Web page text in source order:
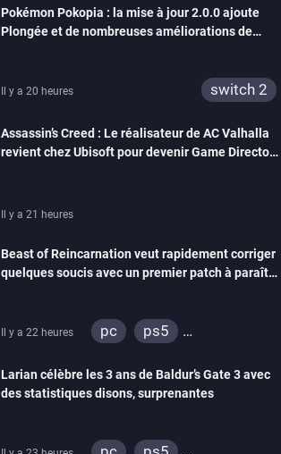
Pokémon Pokopia : la mise à jour 2.0.0 ajoute
Plongée et de nombreuses améliorations de
Il y a 20 heures switch 2
Assassin’s Creed : Le réalisateur de AC Valhalla
revient chez Ubisoft pour devenir Game Director
Il y a 21 heures
Beast of Reincarnation veut rapidement corriger
quelques soucis avec un premier patch à paraître
Il y a 22 heures pc
ps5
Larian célèbre les 3 ans de Baldur’s Gate 3 avec
des statistiques disons, surprenantes